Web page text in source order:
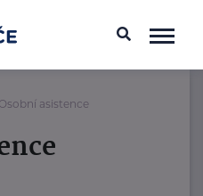
Osobní asistence